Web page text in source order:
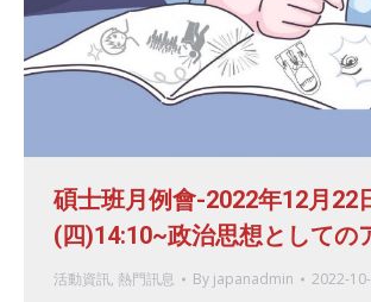
碩士班月例會-2022年12月22
(四)14:10~政治思想としての
活動資訊, 熱門訊息 By japanadmin 2022-